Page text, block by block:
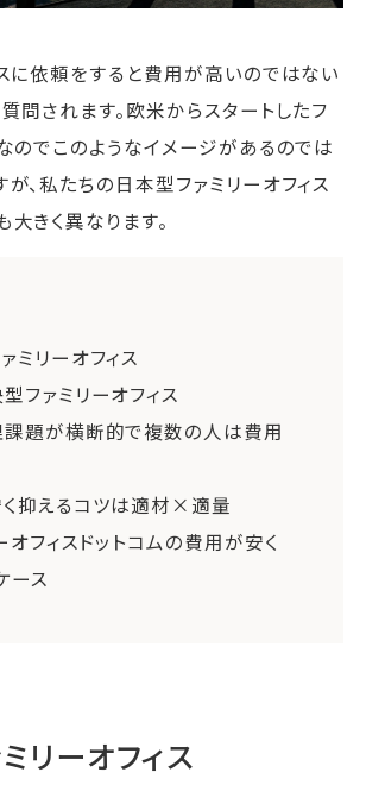
に依頼をすると費用が高いのではない
問されます。欧米からスタートしたフ
のでこのようなイメージがあるのでは
、私たちの日本型ファミリーオフィス
きく異なります。
ミリーオフィス
ファミリーオフィス
題が横断的で複数の人は費用
抑えるコツは適材×適量
オフィスドットコムの費用が安く
ース
リーオフィス